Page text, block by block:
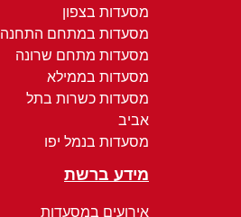
מסעדות בצפון
מסעדות במתחם התחנה
מסעדות מתחם שרונה
מסעדות בממילא
מסעדות כשרות בתל
אביב
מסעדות בנמל יפו
מידע ברשת
אירועים במסעדות